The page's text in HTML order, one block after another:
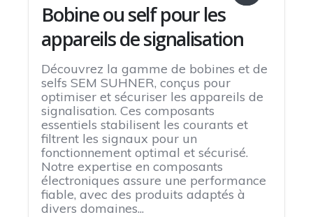
Bobine ou self pour les
appareils de signalisation
Découvrez la gamme de bobines et de
selfs SEM SUHNER, conçus pour
optimiser et sécuriser les appareils de
signalisation. Ces composants
essentiels stabilisent les courants et
filtrent les signaux pour un
fonctionnement optimal et sécurisé.
Notre expertise en composants
électroniques assure une performance
fiable, avec des produits adaptés à
divers domaines...